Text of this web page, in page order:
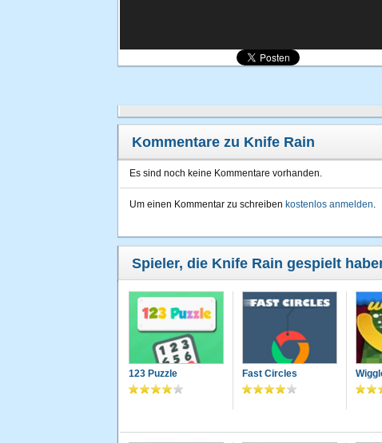
Kommentare zu Knife Rain
Es sind noch keine Kommentare vorhanden.
Um einen Kommentar zu schreiben kostenlos anmelden.
Spieler, die Knife Rain gespielt
123 Puzzle Fast Circles